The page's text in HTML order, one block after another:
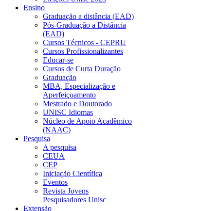
Ensino
Graduação a distância (EAD)
Pós-Graduação a Distância
(EAD)
Cursos Técnicos - CEPRU
Cursos Profissionalizantes
Educar-se
Cursos de Curta Duração
Graduação
MBA, Especialização e
Aperfeiçoamento
Mestrado e Doutorado
UNISC Idiomas
Núcleo de Apoio Acadêmico
(NAAC)
Pesquisa
A pesquisa
CEUA
CEP
Iniciação Científica
Eventos
Revista Jovens
Pesquisadores Unisc
Extensão